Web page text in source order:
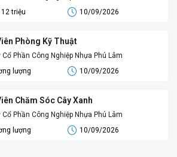
12 triệu
10/09/2026
Phòng Kỹ Thuật
Cổ Phần Công Nghiệp Nhựa Phú Lâm
lượng
10/09/2026
Chăm Sóc Cây Xanh
Cổ Phần Công Nghiệp Nhựa Phú Lâm
lượng
10/09/2026